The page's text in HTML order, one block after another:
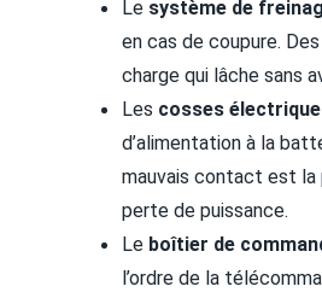
Le système de
en cas de coupure.
charge qui lâche sans
Les cosses
d’alimentation à la
mauvais contact est la
perte de puissance.
Le boîtier de
l’ordre de la